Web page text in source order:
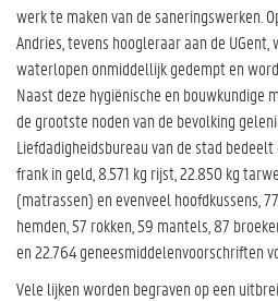
werk te maken van de saneringswerken.
Andries, tevens hoogleraar aan de
waterlopen onmiddellijk gedempt en
Naast deze hygiënische en
de grootste noden van de bevolking
Liefdadigheidsbureau van de stad
frank in geld, 8.571 kg rijst, 22.850 kg
(matrassen) en evenveel hoofdkussens,
hemden, 57 rokken, 59 mantels, 87
en 22.764 geneesmiddelenvoorschriften
Vele lijken worden begraven op een